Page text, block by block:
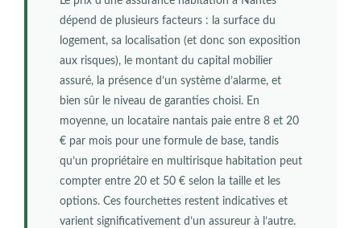
dépend de plusieurs facteurs : la surface du
logement, sa localisation (et donc son exposition
aux risques), le montant du capital mobilier
assuré, la présence d’un système d’alarme, et
bien sûr le niveau de garanties choisi. En
moyenne, un locataire nantais paie entre 8 et 20
€ par mois pour une formule de base, tandis
qu’un propriétaire en multirisque habitation peut
compter entre 20 et 50 € selon la taille et les
options. Ces fourchettes restent indicatives et
varient significativement d’un assureur à l’autre.